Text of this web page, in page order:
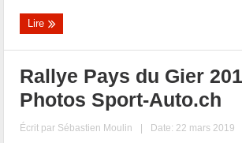
Lire
Rallye Pays du Gier
Photos Sport-Auto.ch
Écrit par Sébastien Moulin | Date: 22 mars 2019